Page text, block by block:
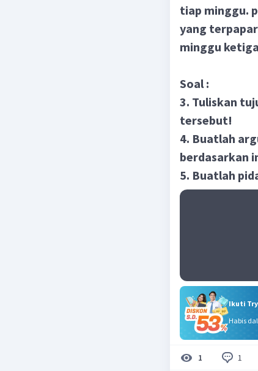
tiap minggu.
yang
minggu
Soal :
3. Tuliskan
tersebut!
4. Buatlah
berdasarkan
5. Buatlah
Ikuti
Habis
1 1